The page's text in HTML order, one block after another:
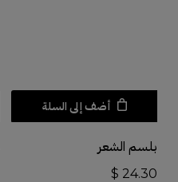
أضف إلى السلة
بلسم الشعر
$ 24.30